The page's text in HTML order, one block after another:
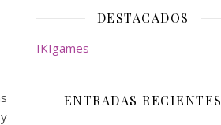
DESTACADOS
IKIgames
ENTRADAS RECIENTES